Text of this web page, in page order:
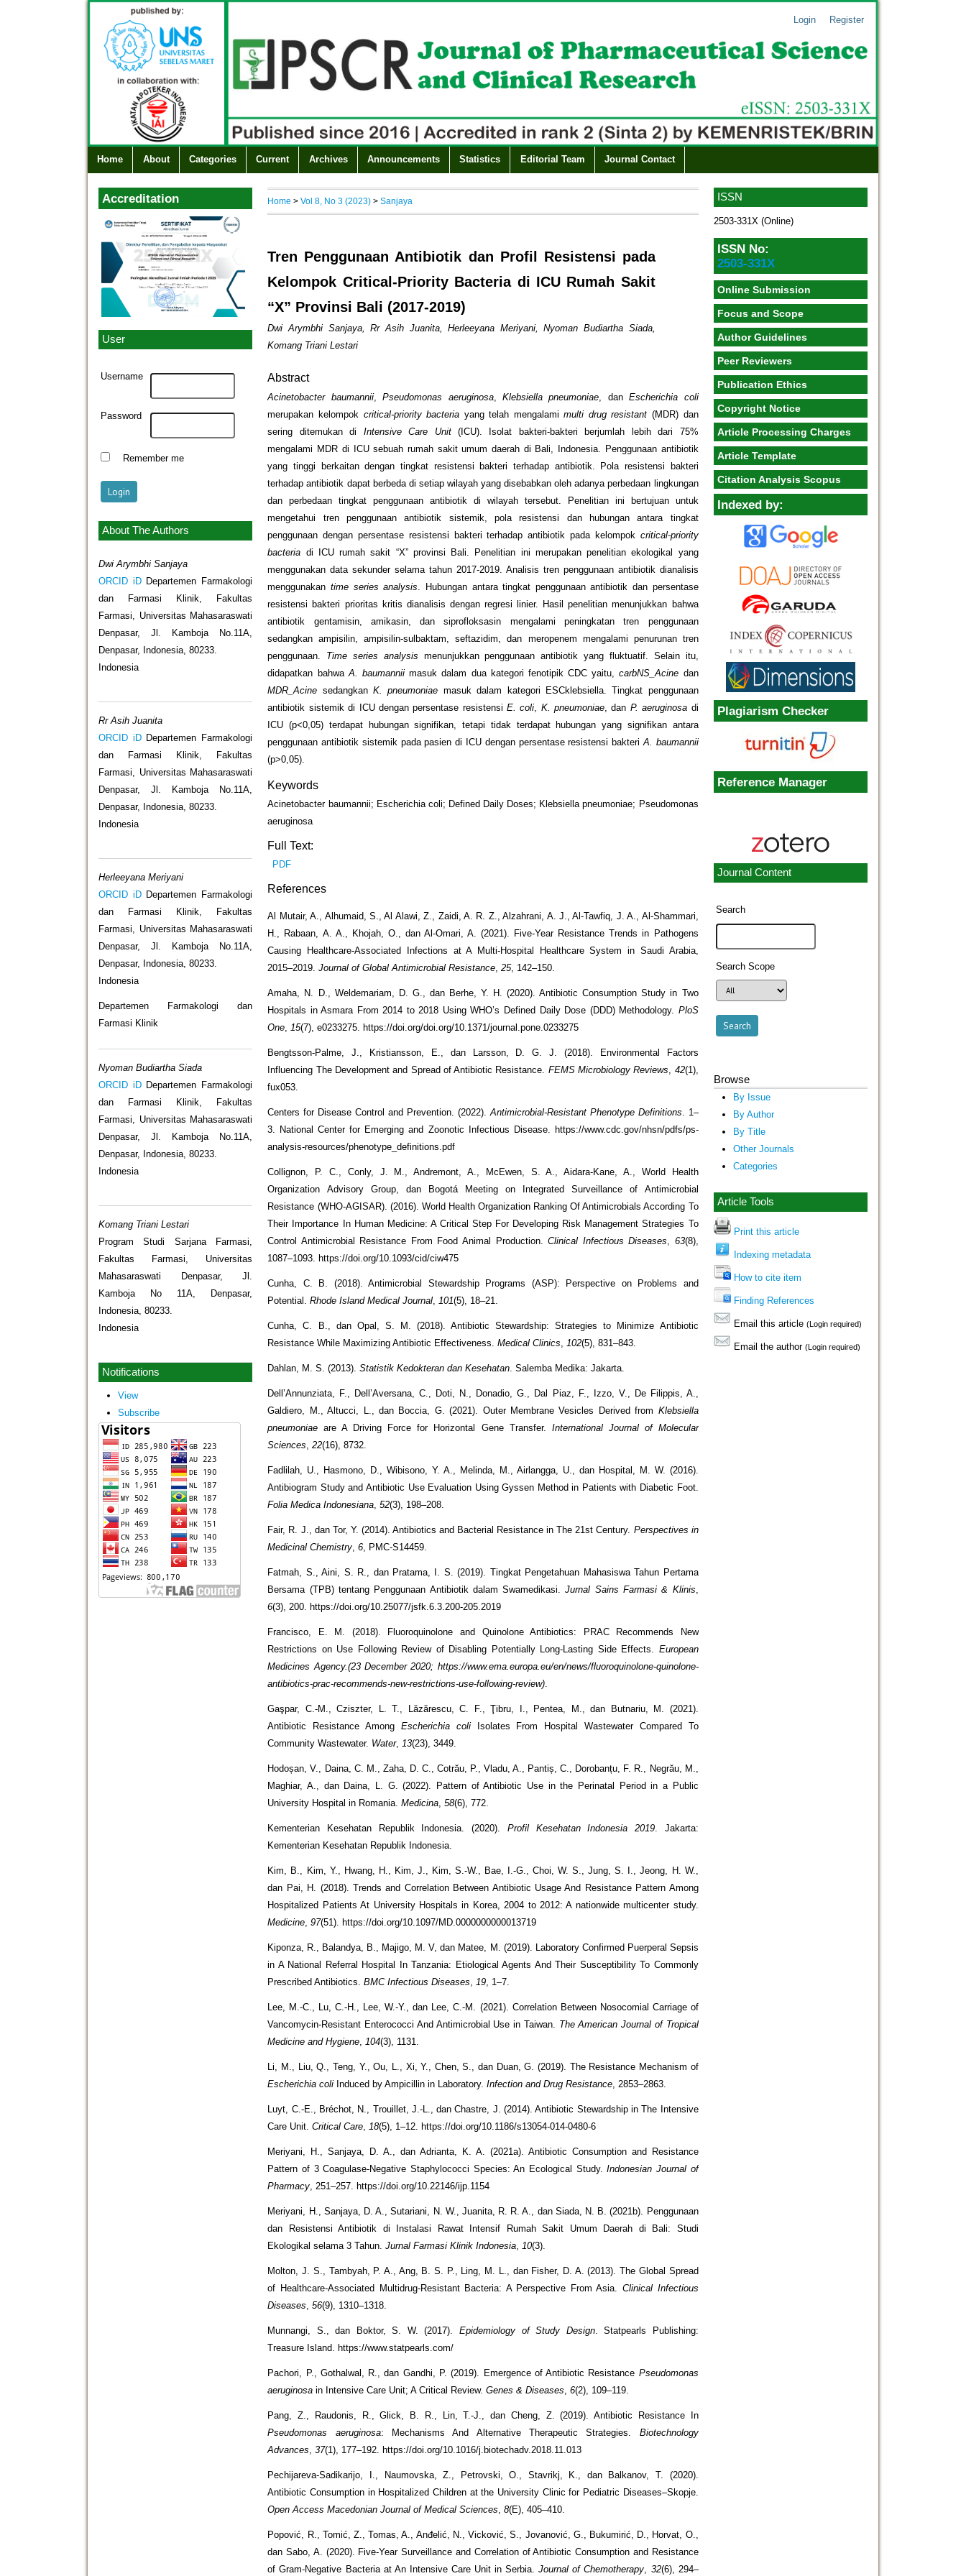
Login Register
Home About Categories Current Archives Announcements Statistics Editorial Team Journal Contact
ISSN
2503-331X (Online)
ISSN No:
2503-331X
Online Submission
Focus and Scope
Author Guidelines
Peer Reviewers
Publication Ethics
Copyright Notice
Article Processing Charges
Article Template
Citation Analysis Scopus
Indexed by:
Plagiarism Checker
Reference Manager
Journal Content
Search
Search Scope
Browse
By Issue
By Author
By Title
Other Journals
Categories
Article Tools
Print this article
Indexing metadata
How to cite item
Finding References
Email this article (Login required)
Email the author (Login required)
Accreditation
User
Username
Password
Remember me
About The Authors
Dwi Arymbhi Sanjaya
ORCID iDDepartemen Farmakologi
dan Farmasi Klinik, Fakultas
Farmasi, Universitas Mahasaraswati
Denpasar, Jl. Kamboja No.11A,
Denpasar, Indonesia, 80233.
Indonesia
Rr Asih Juanita
ORCID iDDepartemen Farmakologi
dan Farmasi Klinik, Fakultas
Farmasi, Universitas Mahasaraswati
Denpasar, Jl. Kamboja No.11A,
Denpasar, Indonesia, 80233.
Indonesia
Herleeyana Meriyani
ORCID iDDepartemen Farmakologi
dan Farmasi Klinik, Fakultas
Farmasi, Universitas Mahasaraswati
Denpasar, Jl. Kamboja No.11A,
Denpasar, Indonesia, 80233.
Indonesia
Departemen Farmakologi dan
Farmasi Klinik
Nyoman Budiartha Siada
ORCID iDDepartemen Farmakologi
dan Farmasi Klinik, Fakultas
Farmasi, Universitas Mahasaraswati
Denpasar, Jl. Kamboja No.11A,
Denpasar, Indonesia, 80233.
Indonesia
Komang Triani Lestari
Program Studi Sarjana Farmasi,
Fakultas Farmasi, Universitas
Mahasaraswati Denpasar, Jl.
Kamboja No 11A, Denpasar,
Indonesia, 80233.
Indonesia
Notifications
View
Subscribe
Home >Vol 8, No 3 (2023) >Sanjaya
Tren Penggunaan Antibiotik dan Profil Resistensi pada
Kelompok Critical-Priority Bacteria di ICU Rumah Sakit
“X” Provinsi Bali (2017-2019)
Dwi Arymbhi Sanjaya, Rr Asih Juanita, Herleeyana Meriyani, Nyoman Budiartha Siada,
Komang Triani Lestari
Abstract
Acinetobacter baumannii,Pseudomonas aeruginosa,Klebsiella pneumoniae , danEscherichia coli
merupakan kelompok critical-priority bacteria yang telah mengalamimulti drug resistant (MDR) dan
sering ditemukan di Intensive Care Unit (ICU). Isolat bakteri-bakteri berjumlah lebih dari 75%
mengalami MDR di ICU sebuah rumah sakit umum daerah di Bali, Indonesia. Penggunaan antibiotik
yang tinggi berkaitan dengan tingkat resistensi bakteri terhadap antibiotik. Pola resistensi bakteri
terhadap antibiotik dapat berbeda di setiap wilayah yang disebabkan oleh adanya perbedaan lingkungan
dan perbedaan tingkat penggunaan antibiotik di wilayah tersebut. Penelitian ini bertujuan untuk
mengetahui tren penggunaan antibiotik sistemik, pola resistensi dan hubungan antara tingkat
penggunaan dengan persentase resistensi bakteri terhadap antibiotik pada kelompok critical-priority
bacteria di ICU rumah sakit “X” provinsi Bali. Penelitian ini merupakan penelitian ekologikal yang
menggunakan data sekunder selama tahun 2017-2019. Analisis tren penggunaan antibiotik dianalisis
menggunakantime series analysis . Hubungan antara tingkat penggunaan antibiotik dan persentase
resistensi bakteri prioritas kritis dianalisis dengan regresi linier. Hasil penelitian menunjukkan bahwa
antibiotik gentamisin, amikasin, dan siprofloksasin mengalami peningkatan tren penggunaan
sedangkan ampisilin, ampisilin-sulbaktam, seftazidim, dan meropenem mengalami penurunan tren
penggunaan. Time series analysis menunjukkan penggunaan antibiotik yang fluktuatif. Selain itu,
didapatkan bahwa A. baumanniimasuk dalam dua kategori fenotipik CDC yaitu,carbNS_Acine dan
MDR_Acine sedangkanK. pneumoniae masuk dalam kategori ESCklebsiella. Tingkat penggunaan
antibiotik sistemik di ICU dengan persentase resistensi E. coli K. pneumoniae , dan P. aeruginosa di
ICU (p<0,05) terdapat hubungan signifikan, tetapi tidak terdapat hubungan yang signifikan antara
penggunaan antibiotik sistemik pada pasien di ICU dengan persentase resistensi bakteri A. baumannii
(p>0,05).
Keywords
Acinetobacter baumannii; Escherichia coli; Defined Daily Doses; Klebsiella pneumoniae; Pseudomonas
aeruginosa
Full Text:
PDF
References
Al Mutair, A., Alhumaid, S., Al Alawi, Z., Zaidi, A. R. Z., Alzahrani, A. J., Al-Tawfiq, J. A., Al-Shammari,
H., Rabaan, A. A., Khojah, O., dan Al-Omari, A. (2021). Five-Year Resistance Trends in Pathogens
Causing Healthcare-Associated Infections at A Multi-Hospital Healthcare System in Saudi Arabia,
2015–2019.Journal of Global Antimicrobial Resistance ,25, 142–150.
Amaha, N. D., Weldemariam, D. G., dan Berhe, Y. H. (2020). Antibiotic Consumption Study in Two
Hospitals in Asmara From 2014 to 2018 Using WHO’s Defined Daily Dose (DDD) Methodology. PloS
One
15(7), e0233275. https://doi.org/doi.org/10.1371/journal.pone.0233275
Bengtsson-Palme, J., Kristiansson, E., dan Larsson, D. G. J. (2018). Environmental Factors
Influencing The Development and Spread of Antibiotic Resistance. FEMS Microbiology Reviews 42(1),
fux053.
Centers for Disease Control and Prevention. (2022). Antimicrobial-Resistant Phenotype Definitions . 1–
3. National Center for Emerging and Zoonotic Infectious Disease. https://www.cdc.gov/nhsn/pdfs/ps-
analysis-resources/phenotype_definitions.pdf
Collignon, P. C., Conly, J. M., Andremont, A., McEwen, S. A., Aidara-Kane, A., World Health
Organization Advisory Group, dan Bogotá Meeting on Integrated Surveillance of Antimicrobial
Resistance (WHO-AGISAR). (2016). World Health Organization Ranking Of Antimicrobials According To
Their Importance In Human Medicine: A Critical Step For Developing Risk Management Strategies To
Control Antimicrobial Resistance From Food Animal Production.Clinical Infectious Diseases 63(8),
1087–1093. https://doi.org/10.1093/cid/ciw475
Cunha, C. B. (2018). Antimicrobial Stewardship Programs (ASP): Perspective on Problems and
Potential.Rhode Island Medical Journal 101(5), 18–21.
Cunha, C. B., dan Opal, S. M. (2018). Antibiotic Stewardship: Strategies to Minimize Antibiotic
Resistance While Maximizing Antibiotic Effectiveness.Medical Clinics 102(5), 831–843.
Dahlan, M. S. (2013).Statistik Kedokteran dan Kesehatan . Salemba Medika: Jakarta.
Dell’Annunziata, F., Dell’Aversana, C., Doti, N., Donadio, G., Dal Piaz, F., Izzo, V., De Filippis, A.,
Galdiero, M., Altucci, L., dan Boccia, G. (2021). Outer Membrane Vesicles Derived from Klebsiella
pneumoniae are A Driving Force for Horizontal Gene Transfer. International Journal of Molecular
Sciences ,22(16), 8732.
Fadlilah, U., Hasmono, D., Wibisono, Y. A., Melinda, M., Airlangga, U., dan Hospital, M. W. (2016).
Antibiogram Study and Antibiotic Use Evaluation Using Gyssen Method in Patients with Diabetic Foot.
Folia Medica Indonesiana ,52(3), 198–208.
Fair, R. J., dan Tor, Y. (2014). Antibiotics and Bacterial Resistance in The 21st Century. Perspectives in
Medicinal Chemistry ,6 , PMC-S14459.
Fatmah, S., Aini, S. R., dan Pratama, I. S. (2019). Tingkat Pengetahuan Mahasiswa Tahun Pertama
Bersama (TPB) tentang Penggunaan Antibiotik dalam Swamedikasi.Jurnal Sains Farmasi & Klinis
6(3), 200. https://doi.org/10.25077/jsfk.6.3.200-205.2019
Francisco, E. M. (2018). Fluoroquinolone and Quinolone Antibiotics: PRAC Recommends New
Restrictions on Use Following Review of Disabling Potentially Long-Lasting Side Effects. European
Medicines Agency.(23 December 2020; https://www.ema.europa.eu/en/news/fluoroquinolone-quinolone-
antibiotics-prac-recommends-new-restrictions-use-following-review)
Gaşpar, C.-M., Cziszter, L. T., Lăzărescu, C. F., Ţibru, I., Pentea, M., dan Butnariu, M. (2021).
Antibiotic Resistance Among Escherichia coliIsolates From Hospital Wastewater Compared To
Community Wastewater. Water, 13(23), 3449.
Hodoșan, V., Daina, C. M., Zaha, D. C., Cotrău, P., Vladu, A., Pantiș, C., Dorobanțu, F. R., Negrău, M.,
Maghiar, A., dan Daina, L. G. (2022). Pattern of Antibiotic Use in the Perinatal Period in a Public
University Hospital in Romania.Medicina ,58(6), 772.
Kementerian Kesehatan Republik Indonesia. (2020). Profil Kesehatan Indonesia 2019. Jakarta:
Kementerian Kesehatan Republik Indonesia.
Kim, B., Kim, Y., Hwang, H., Kim, J., Kim, S.-W., Bae, I.-G., Choi, W. S., Jung, S. I., Jeong, H. W.,
dan Pai, H. (2018). Trends and Correlation Between Antibiotic Usage And Resistance Pattern Among
Hospitalized Patients At University Hospitals in Korea, 2004 to 2012: A nationwide multicenter study.
Medicine ,97(51). https://doi.org/10.1097/MD.0000000000013719
Kiponza, R., Balandya, B., Majigo, M. V, dan Matee, M. (2019). Laboratory Confirmed Puerperal Sepsis
in A National Referral Hospital In Tanzania: Etiological Agents And Their Susceptibility To Commonly
Prescribed Antibiotics.BMC Infectious Diseases 19 , 1–7.
Lee, M.-C., Lu, C.-H., Lee, W.-Y., dan Lee, C.-M. (2021). Correlation Between Nosocomial Carriage of
Vancomycin-Resistant Enterococci And Antimicrobial Use in Taiwan. The American Journal of Tropical
Medicine and Hygiene
104(3), 1131.
Li, M., Liu, Q., Teng, Y., Ou, L., Xi, Y., Chen, S., dan Duan, G. (2019). The Resistance Mechanism of
Escherichia coli Induced by Ampicillin in Laboratory.Infection and Drug Resistance , 2853–2863.
Luyt, C.-E., Bréchot, N., Trouillet, J.-L., dan Chastre, J. (2014). Antibiotic Stewardship in The Intensive
Care Unit.Critical Care 18(5), 1–12. https://doi.org/10.1186/s13054-014-0480-6
Meriyani, H., Sanjaya, D. A., dan Adrianta, K. A. (2021a). Antibiotic Consumption and Resistance
Pattern of 3 Coagulase-Negative Staphylococci Species: An Ecological Study.Indonesian Journal of
Pharmacy , 251–257. https://doi.org/10.22146/ijp.1154
Meriyani, H., Sanjaya, D. A., Sutariani, N. W., Juanita, R. R. A., dan Siada, N. B. (2021b). Penggunaan
dan Resistensi Antibiotik di Instalasi Rawat Intensif Rumah Sakit Umum Daerah di Bali: Studi
Ekologikal selama 3 Tahun.Jurnal Farmasi Klinik Indonesia 10(3).
Molton, J. S., Tambyah, P. A., Ang, B. S. P., Ling, M. L., dan Fisher, D. A. (2013). The Global Spread
of Healthcare-Associated Multidrug-Resistant Bacteria: A Perspective From Asia.Clinical Infectious
Diseases ,56(9), 1310–1318.
Munnangi, S., dan Boktor, S. W. (2017). Epidemiology of Study Design. Statpearls Publishing:
Treasure Island. https://www.statpearls.com/
Pachori, P., Gothalwal, R., dan Gandhi, P. (2019). Emergence of Antibiotic Resistance Pseudomonas
aeruginosa in Intensive Care Unit; A Critical Review.Genes & Diseases ,6(2), 109–119.
Pang, Z., Raudonis, R., Glick, B. R., Lin, T.-J., dan Cheng, Z. (2019). Antibiotic Resistance In
Pseudomonas aeruginosa: Mechanisms And Alternative Therapeutic Strategies. Biotechnology
Advances ,37(1), 177–192. https://doi.org/10.1016/j.biotechadv.2018.11.013
Pechijareva-Sadikarijo, I., Naumovska, Z., Petrovski, O., Stavrikj, K., dan Balkanov, T. (2020).
Antibiotic Consumption in Hospitalized Children at the University Clinic for Pediatric Diseases–Skopje.
Open Access Macedonian Journal of Medical Sciences ,8(E), 405–410.
Popović, R., Tomić, Z., Tomas, A., Anđelić, N., Vicković, S., Jovanović, G., Bukumirić, D., Horvat, O.,
dan Sabo, A. (2020). Five-Year Surveillance and Correlation of Antibiotic Consumption and Resistance
of Gram-Negative Bacteria at An Intensive Care Unit in Serbia.Journal of Chemotherapy 32(6), 294–